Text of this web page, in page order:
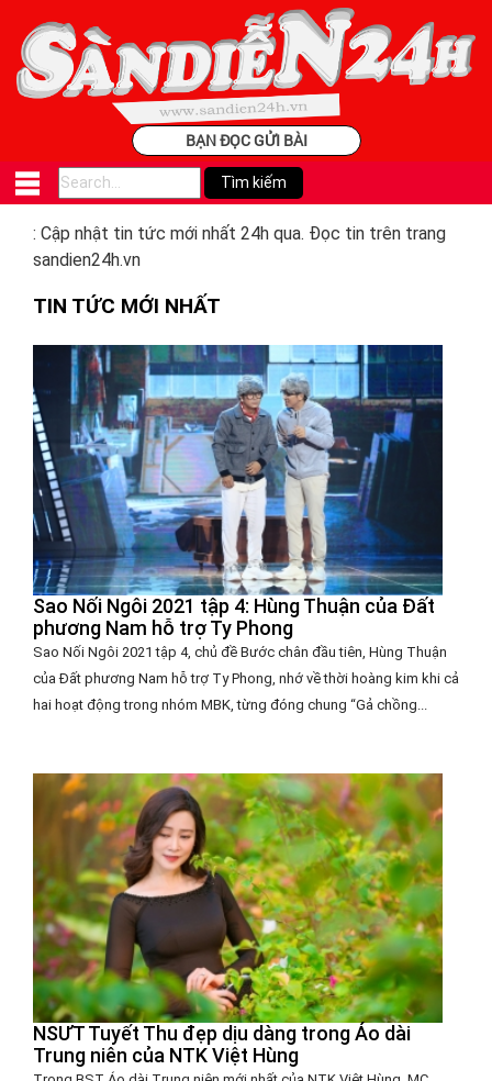
BẠN ĐỌC GỬI BÀI
: Cập nhật tin tức mới nhất 24h qua. Đọc tin trên trang
sandien24h.vn
TIN TỨC MỚI NHẤT
Sao Nối Ngôi 2021 tập 4: Hùng Thuận của Đất
phương Nam hỗ trợ Ty Phong
Sao Nối Ngôi 2021 tập 4, chủ đề Bước chân đầu tiên, Hùng Thuận
của Đất phương Nam hỗ trợ Ty Phong, nhớ về thời hoàng kim khi cả
hai hoạt động trong nhóm MBK, từng đóng chung “Gả chồng...
NSƯT Tuyết Thu đẹp dịu dàng trong Áo dài
Trung niên của NTK Việt Hùng